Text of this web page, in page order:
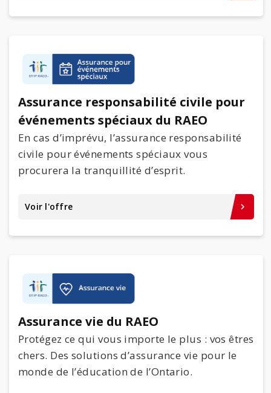
Assurance responsabilité civile pour
événements spéciaux du RAEO
En cas d’imprévu, l’assurance responsabilité
civile pour événements spéciaux vous
procurera la tranquillité d’esprit.
Voir l'offre keyboard_arrow_right
Assurance vie du RAEO
Protégez ce qui vous importe le plus : vos êtres
chers. Des solutions d’assurance vie pour le
monde de l’éducation de l’Ontario.